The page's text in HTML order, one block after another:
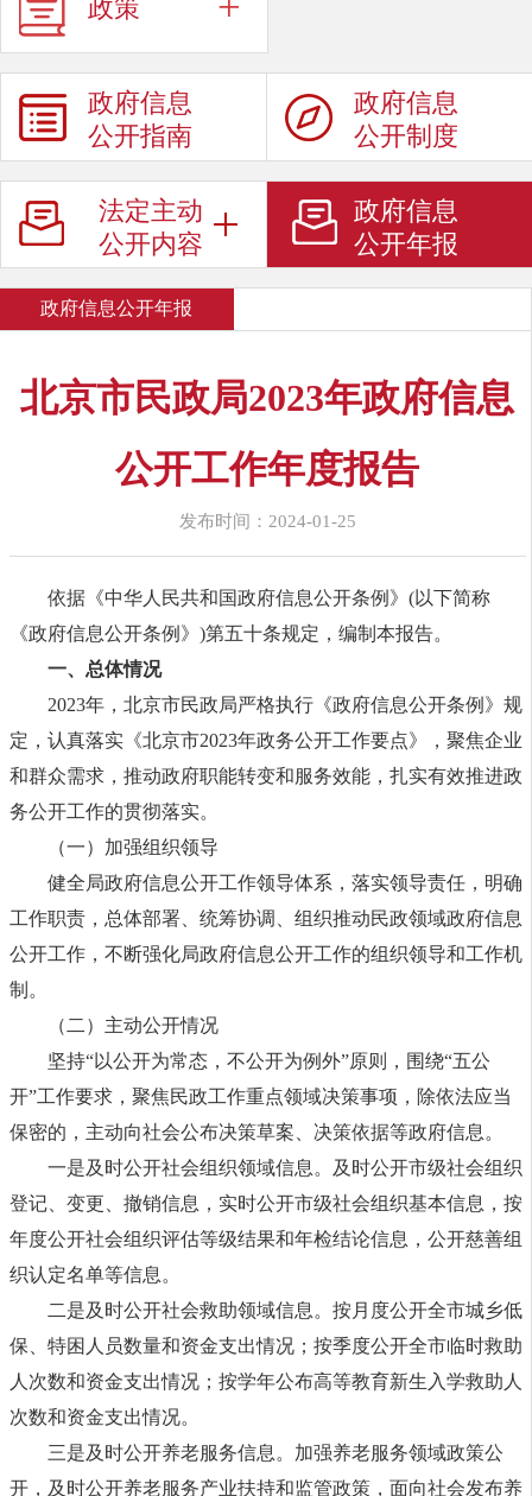
政策
政府信息
公开指南
政府信息
公开制度
法定主动
公开内容
政府信息
公开年报
政府信息公开年报
北京市民政局2023年政府信息
公开工作年度报告
发布时间：2024-01-25
依据《中华人民共和国政府信息公开条例》(以下简称
《政府信息公开条例》)第五十条规定，编制本报告。
一、总体情况
2023年，北京市民政局严格执行《政府信息公开条例》规
定，认真落实《北京市2023年政务公开工作要点》，聚焦企业
和群众需求，推动政府职能转变和服务效能，扎实有效推进政
务公开工作的贯彻落实。
（一）加强组织领导
健全局政府信息公开工作领导体系，落实领导责任，明确
工作职责，总体部署、统筹协调、组织推动民政领域政府信息
公开工作，不断强化局政府信息公开工作的组织领导和工作机
制。
（二）主动公开情况
坚持“以公开为常态，不公开为例外”原则，围绕“五公
开”工作要求，聚焦民政工作重点领域决策事项，除依法应当
保密的，主动向社会公布决策草案、决策依据等政府信息。
一是及时公开社会组织领域信息。及时公开市级社会组织
登记、变更、撤销信息，实时公开市级社会组织基本信息，按
年度公开社会组织评估等级结果和年检结论信息，公开慈善组
织认定名单等信息。
二是及时公开社会救助领域信息。按月度公开全市城乡低
保、特困人员数量和资金支出情况；按季度公开全市临时救助
人次数和资金支出情况；按学年公布高等教育新生入学救助人
次数和资金支出情况。
三是及时公开养老服务信息。加强养老服务领域政策公
开，及时公开养老服务产业扶持和监管政策，面向社会发布养